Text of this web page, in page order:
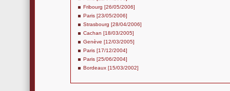
Fribourg [26/05/2006]
Paris [23/05/2006]
Strasbourg [28/04/2006]
Cachan [18/03/2005]
Genève [12/03/2005]
Paris [17/12/2004]
Paris [25/06/2004]
Bordeaux [15/03/2002]